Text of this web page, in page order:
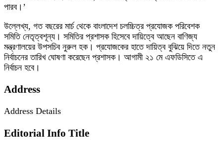
পারব।’
উল্লেখ্য, গত বছরের মার্চ থেকে বাংলাদেশ চলচ্চিত্র প্রযোজক পরিবেশক
সমিতি নেতৃত্বশূন্য। সমিতির প্রশাসক হিসেবে দায়িত্বে আছেন বাণিজ্য
মন্ত্রণালয়ের উপসচিব নুরুল হক। প্রযোজকের হাতে দায়িত্ব বুঝিয়ে দিতে নতুন
নির্বাচনের তারিখ ঘোষণা করেছেন প্রশাসক। আগামী ২১ মে এফডিসিতে এ
নির্বাচন হবে।
Address
Address Details
Editorial Info Title